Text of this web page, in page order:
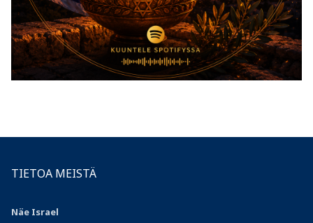
TIETOA MEISTÄ
Näe Israel